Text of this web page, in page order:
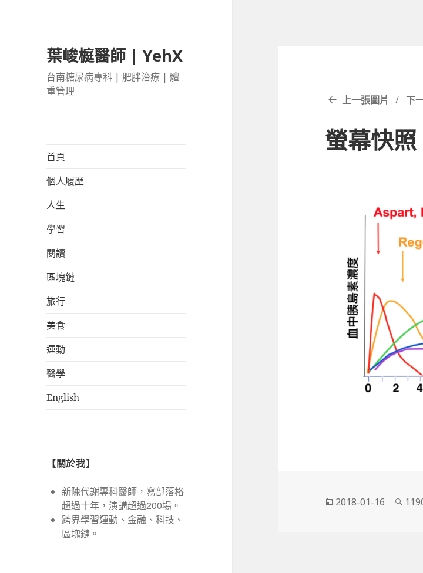
葉峻榳醫師 | YehX
台南糖尿病專科 | 肥胖治療 | 體
重管理
首頁
個人履歷
人生
學習
閱讀
區塊鏈
旅行
美食
運動
醫學
English
【關於我】
新陳代謝專科醫師，寫部落格
超過十年，演講超過200場。
跨界學習運動、金融、科技、
區塊鏈。
上一張圖片 下
螢幕快
發
2018-01-16
完